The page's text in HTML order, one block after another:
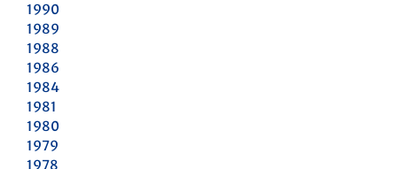
1990
1989
1988
1986
1984
1981
1980
1979
1978